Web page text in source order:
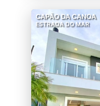
CAPÃO DA CANOA
ESTRADA DO MAR